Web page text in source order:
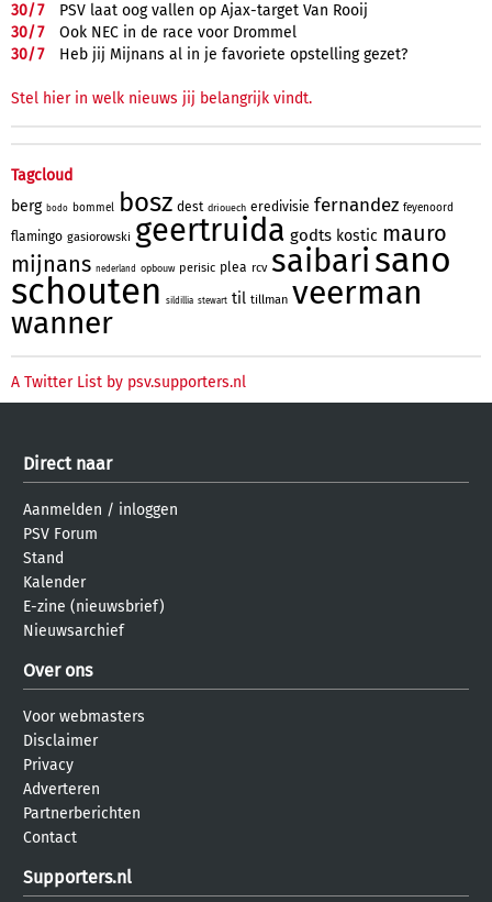
30/7
PSV laat oog vallen op Ajax-target Van Rooij
30/7
Ook NEC in de race voor Drommel
30/7 Heb jij Mijnans al in je favoriete opstelling gezet?
Stel hier in welk nieuws jij belangrijk vindt.
Tagcloud
berg bodo bommel bosz dest driouech eredivisie fernandez feyenoord
flamingo gasiorowski geertruida godts kostic mauro
mijnans nederland opbouw perisic plea rcv saibari sano
schouten sildillia stewart til tillman veerman
wanner
A Twitter List by psv.supporters.nl
Direct naar
Aanmelden / inloggen
PSV Forum
Stand
Kalender
E-zine (nieuwsbrief)
Nieuwsarchief
Over ons
Voor webmasters
Disclaimer
Privacy
Adverteren
Partnerberichten
Contact
Supporters.nl